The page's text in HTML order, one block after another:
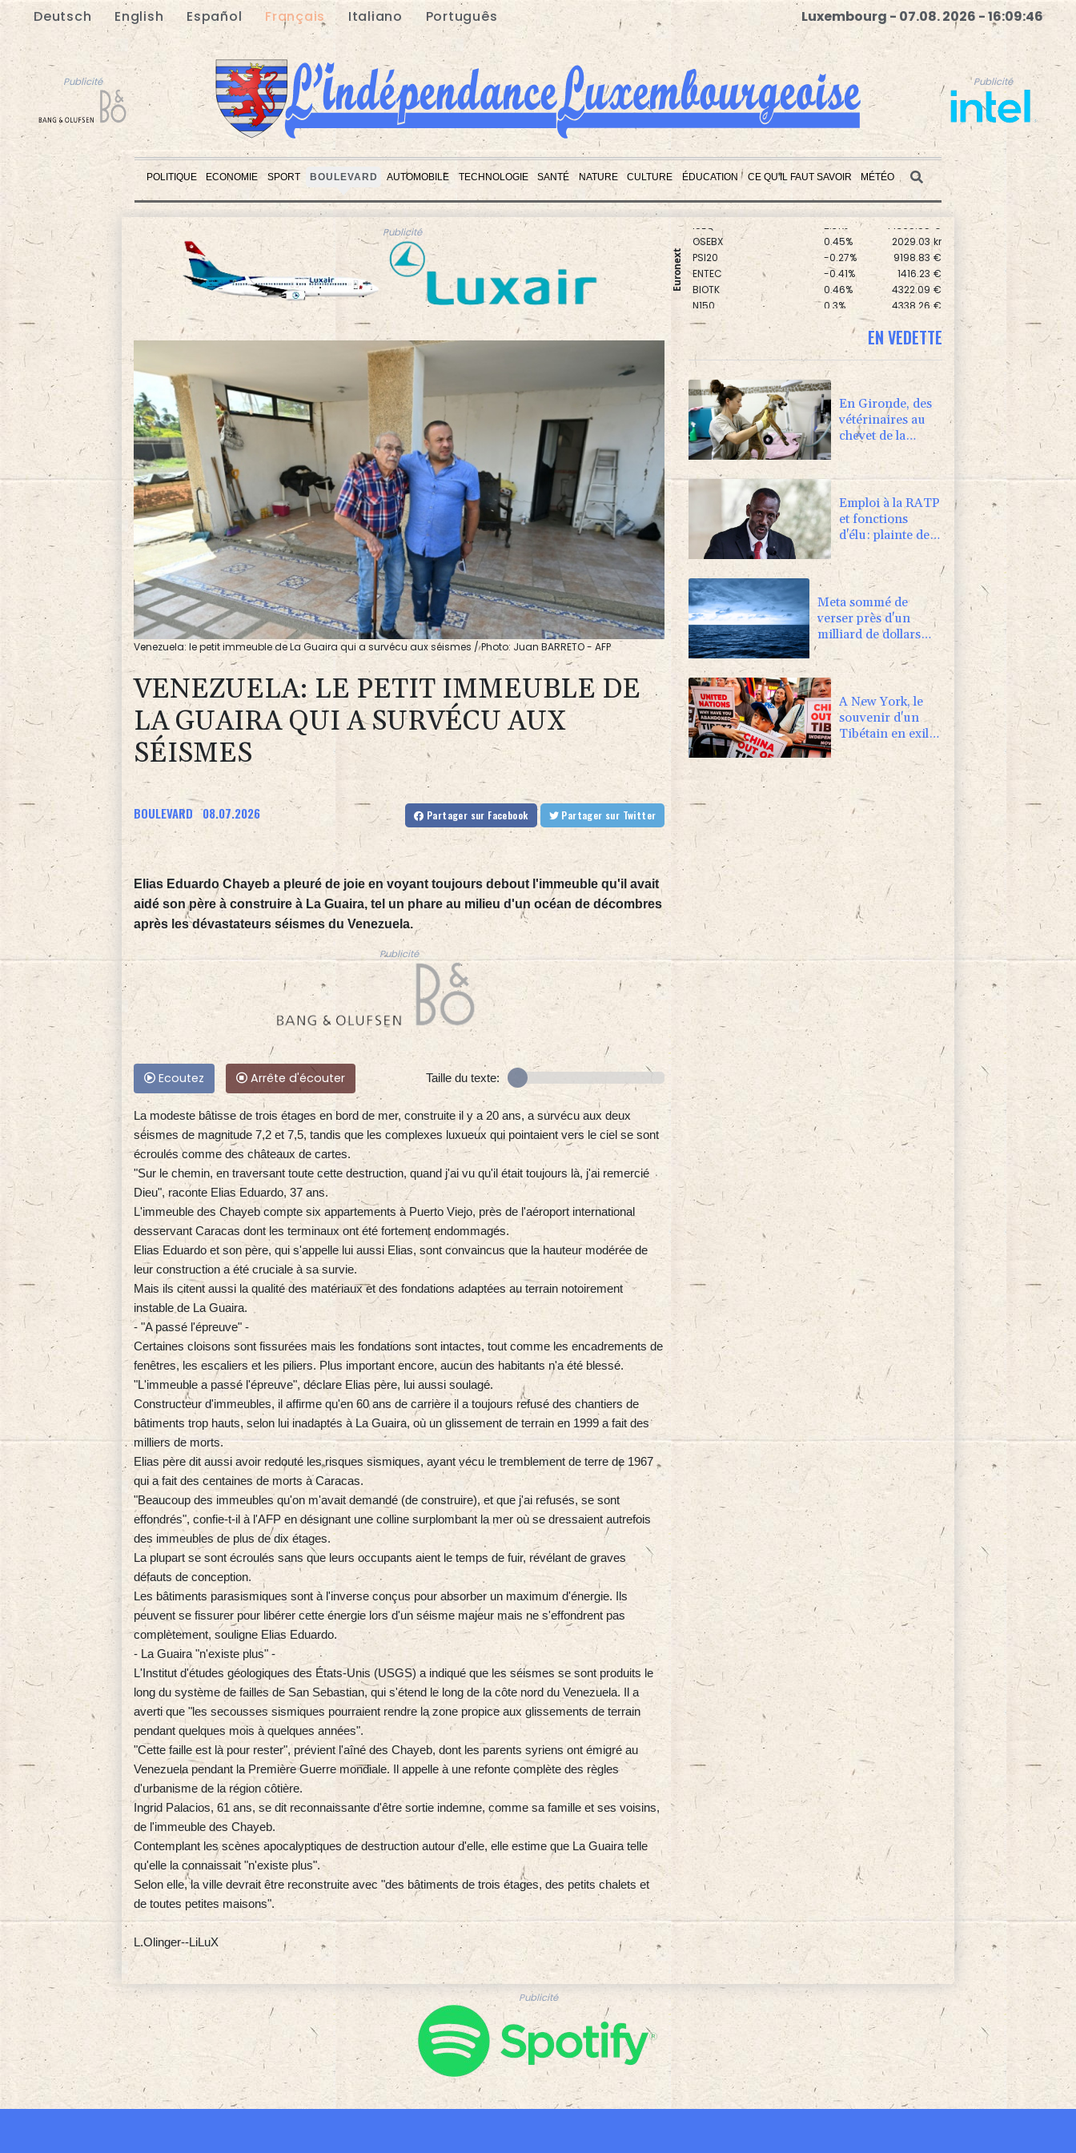
Deutsch English Español Français Italiano Português Luxembourg - 07.08. 2026 - 16:09:47
Publicité Publicité
POLITIQUE ECONOMIE SPORT BOULEVARD AUTOMOBILE TECHNOLOGIE SANTÉ NATURE CULTURE ÉDUCATION CE QU'IL FAUT SAVOIR MÉTÉO
Publicité
Publicité
Euronext
PX1 8727.06
ISEQ
2.31% 14365.85 €
OSEBX
0.45% 2029.03 kr
PSI20
-0.27% 9198.83 €
ENTEC
-0.41% 1416.23 €
BIOTK
0.46% 4322.09 €
N150
0.3% 4338.26 €
AEX
-0.02% 1112.25 €
BEL20
0.8%
Venezuela: le petit immeuble de La Guaira qui a survécu aux séismes / Photo: Juan BARRETO - AFP
VENEZUELA: LE PETIT IMMEUBLE DE
LA GUAIRA QUI A SURVÉCU AUX
SÉISMES
BOULEVARD 08.07.2026 Partager sur Facebook Partager sur Twitter
Elias Eduardo Chayeb a pleuré de joie en voyant toujours debout l'immeuble qu'il avait
aidé son père à construire à La Guaira, tel un phare au milieu d'un océan de décombres
après les dévastateurs séismes du Venezuela.
Publicité
Ecoutez Arrête d'écouter Taille du texte:
La modeste bâtisse de trois étages en bord de mer, construite il y a 20 ans, a survécu aux deux
séismes de magnitude 7,2 et 7,5, tandis que les complexes luxueux qui pointaient vers le ciel se sont
écroulés comme des châteaux de cartes.
"Sur le chemin, en traversant toute cette destruction, quand j'ai vu qu'il était toujours là, j'ai remercié
Dieu", raconte Elias Eduardo, 37 ans.
L'immeuble des Chayeb compte six appartements à Puerto Viejo, près de l'aéroport international
desservant Caracas dont les terminaux ont été fortement endommagés.
Elias Eduardo et son père, qui s'appelle lui aussi Elias, sont convaincus que la hauteur modérée de
leur construction a été cruciale à sa survie.
Mais ils citent aussi la qualité des matériaux et des fondations adaptées au terrain notoirement
instable de La Guaira.
- "A passé l'épreuve" -
Certaines cloisons sont fissurées mais les fondations sont intactes, tout comme les encadrements de
fenêtres, les escaliers et les piliers. Plus important encore, aucun des habitants n'a été blessé.
"L'immeuble a passé l'épreuve", déclare Elias père, lui aussi soulagé.
Constructeur d'immeubles, il affirme qu'en 60 ans de carrière il a toujours refusé des chantiers de
bâtiments trop hauts, selon lui inadaptés à La Guaira, où un glissement de terrain en 1999 a fait des
milliers de morts.
Elias père dit aussi avoir redouté les risques sismiques, ayant vécu le tremblement de terre de 1967
qui a fait des centaines de morts à Caracas.
"Beaucoup des immeubles qu'on m'avait demandé (de construire), et que j'ai refusés, se sont
effondrés", confie-t-il à l'AFP en désignant une colline surplombant la mer où se dressaient autrefois
des immeubles de plus de dix étages.
La plupart se sont écroulés sans que leurs occupants aient le temps de fuir, révélant de graves
défauts de conception.
Les bâtiments parasismiques sont à l'inverse conçus pour absorber un maximum d'énergie. Ils
peuvent se fissurer pour libérer cette énergie lors d'un séisme majeur mais ne s'effondrent pas
complètement, souligne Elias Eduardo.
- La Guaira "n'existe plus" -
L'Institut d'études géologiques des États-Unis (USGS) a indiqué que les séismes se sont produits le
long du système de failles de San Sebastian, qui s'étend le long de la côte nord du Venezuela. Il a
averti que "les secousses sismiques pourraient rendre la zone propice aux glissements de terrain
pendant quelques mois à quelques années".
"Cette faille est là pour rester", prévient l'aîné des Chayeb, dont les parents syriens ont émigré au
Venezuela pendant la Première Guerre mondiale. Il appelle à une refonte complète des règles
d'urbanisme de la région côtière.
Ingrid Palacios, 61 ans, se dit reconnaissante d'être sortie indemne, comme sa famille et ses voisins,
de l'immeuble des Chayeb.
Contemplant les scènes apocalyptiques de destruction autour d'elle, elle estime que La Guaira telle
qu'elle la connaissait "n'existe plus".
Selon elle, la ville devrait être reconstruite avec "des bâtiments de trois étages, des petits chalets et
de toutes petites maisons".
L.Olinger--LiLuX
EN VEDETTE
En Gironde, des
vétérinaires au
chevet de la
faune sauvage
après le mégafeu
Emploi à la RATP
et fonctions
d'élu: plainte de
AC!! Anti-
Corruption
visant Bally
Bagayoko
Meta sommé de
verser près d'un
milliard de dollars
pour réparer ses
dégâts sur les jeunes
A New York, le
souvenir d'un
Tibétain en exil
immolé par le feu
Publicité